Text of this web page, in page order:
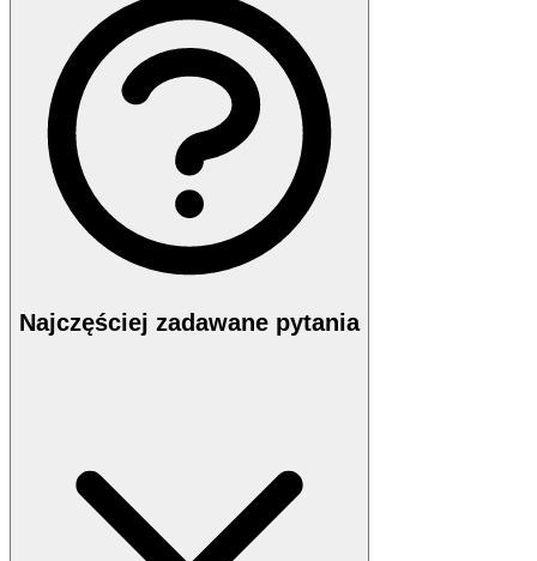
Najczęściej zadawane pytania